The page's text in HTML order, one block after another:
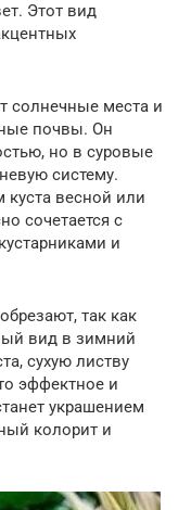
Этот вид
солнечные места и
почвы. Он
но в суровые
систему.
куста весной или
сочетается с
и
так как
вид в зимний
сухую листву
эффектное и
украшением
колорит и